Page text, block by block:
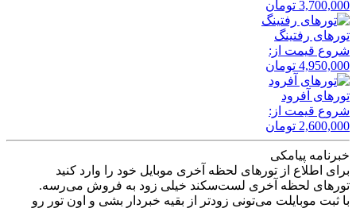
3,700,000 تومان
تور‌های رفتینگ
شروع قیمت از:
4,950,000 تومان
تور‌های آفرود
شروع قیمت از:
2,600,000 تومان
خبرنامه پیامکی
برای اطلاع از تورهای لحظه آخری موبایل خود را وارد کنید
تورهای لحظه آخری لست‌سکند خیلی زود به فروش می‌رسه.
با ثبت موبایلت می‌تونی زودتر از بقیه خبردار بشی و اون تور رو